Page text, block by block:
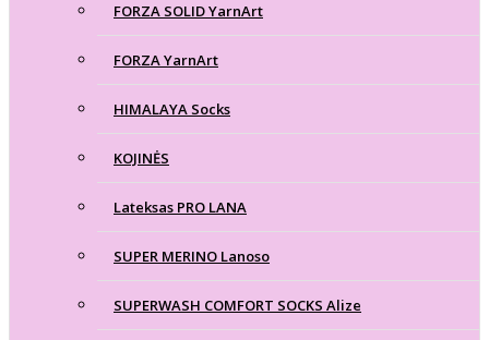
FORZA SOLID YarnArt
FORZA YarnArt
HIMALAYA Socks
KOJINĖS
Lateksas PRO LANA
SUPER MERINO Lanoso
SUPERWASH COMFORT SOCKS Alize